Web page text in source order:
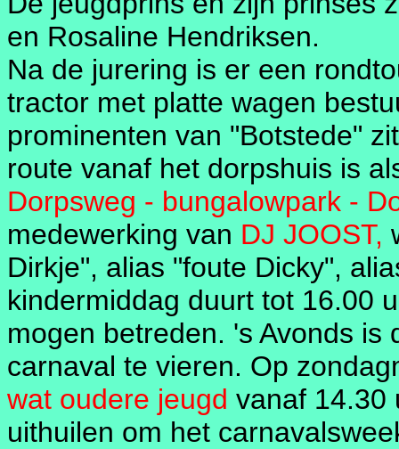
en Rosaline Hendriksen.
Na de jurering is er een
tractor met platte wagen
prominenten van "Botstede"
route vanaf het dorpshuis is
Dorpsweg - bungalowpark -
medewerking van DJ JOOST,
Dirkje", alias "foute Dicky",
kindermiddag duurt tot 16.00
mogen betreden. 's Avonds is
carnaval te vieren. Op
wat oudere jeugd vanaf
uithuilen om het